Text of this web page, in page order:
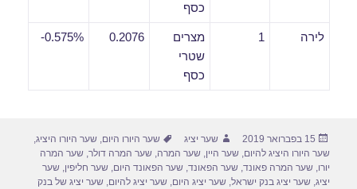
כסף
לירה 1
מצרים
שטרי
כסף
0.2076
0.575%-
פורסם
בתאריך
15 בפברואר 2019 מחבר
שער יציג תגיות
שער היורו היום,שער היורו היציג,
שער היורו היציג להיום,שער היין,שער המרה,שער המרה דולר,שער המרה
יורו,שער המרה פאונד,שער הפאונד,שער הפאונד היום,שער חליפין,שער
יציג,שער יציג בנק ישראל,שער יציג היום,שער יציג להיום,שער יציג של בנק